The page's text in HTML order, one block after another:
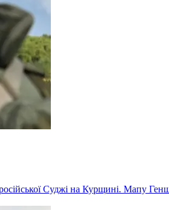
Суджі на Курщині. Мапу